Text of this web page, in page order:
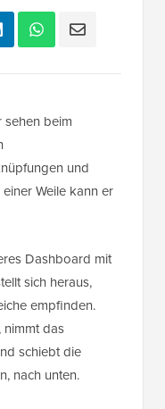
sehen beim
und
Weile kann er
Dashboard mit
sich heraus,
empfinden.
nimmt das
schiebt die
nach unten.